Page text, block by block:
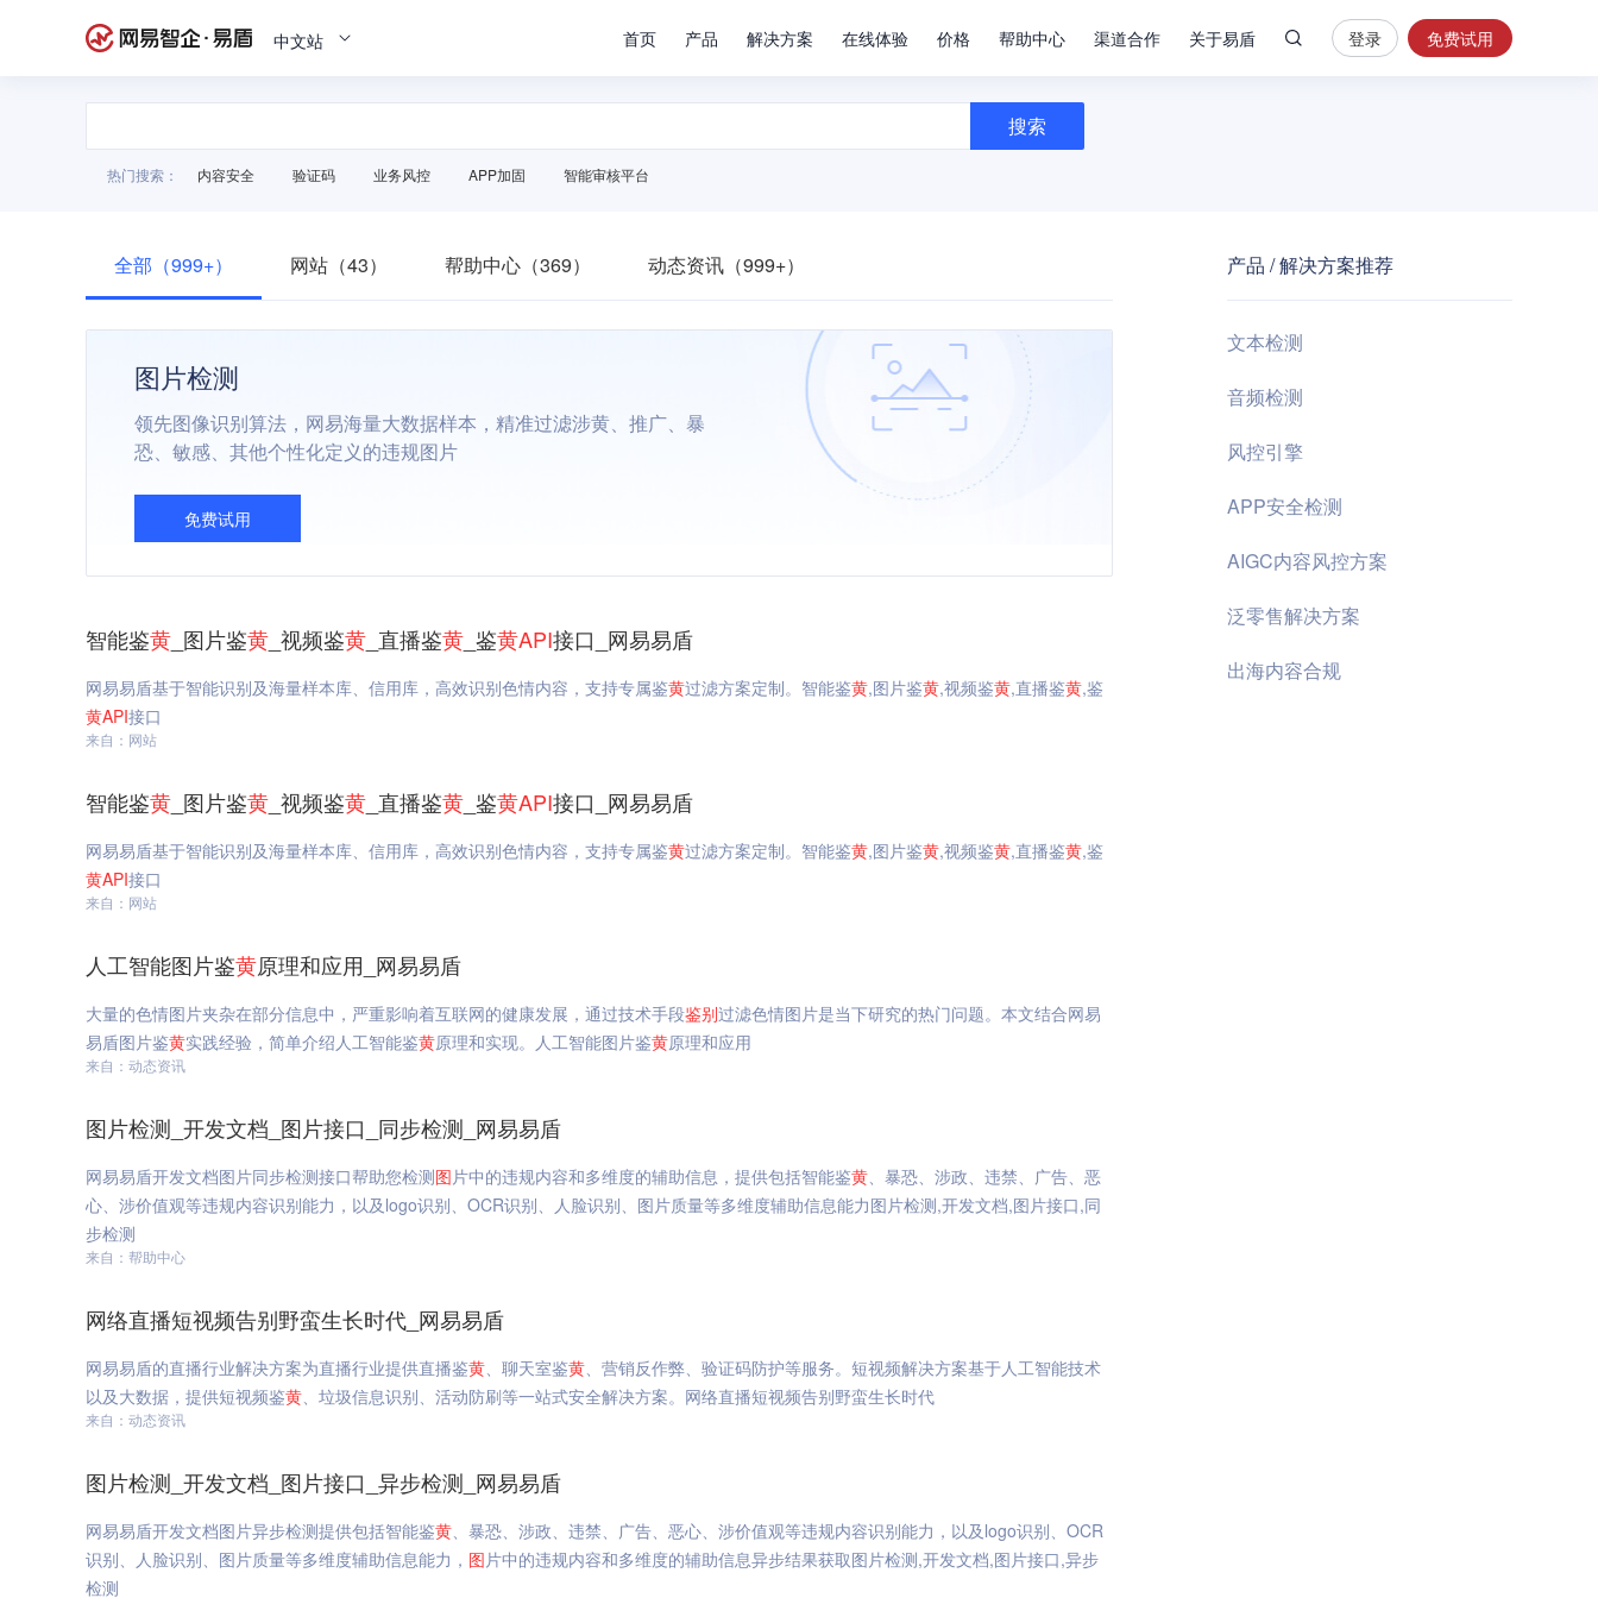
中文站 首页 产品 解决方案 在线体验 价格 帮助中心 渠道合作 关于易盾
安
全
控
登录 免费试用
搜索
热门搜索： 内容安全 验证码 业务风控 APP加固 智能审核平台
全部（999+） 网站（43） 帮助中心（369） 动态资讯（999+）
图片检测
领先图像识别算法，网易海量大数据样本，精准过滤涉黄、推广、暴
恐、敏感、其他个性化定义的违规图片
免费试用
智能鉴黄 _图片鉴黄 _视频鉴黄 _直播鉴黄 _鉴黄API接口_网易易盾
网易易盾基于智能识别及海量样本库、信用库，高效识别色情内容，支持专属鉴黄过滤方案定制。智能鉴黄,图片鉴黄,视频鉴黄,直播鉴黄,鉴
黄API接口
来自：网站
智能鉴黄 _图片鉴黄 _视频鉴黄 _直播鉴黄 _鉴黄API接口_网易易盾
网易易盾基于智能识别及海量样本库、信用库，高效识别色情内容，支持专属鉴黄过滤方案定制。智能鉴黄,图片鉴黄,视频鉴黄,直播鉴黄,鉴
黄API接口
来自：网站
人工智能图片鉴黄原理和应用_网易易盾
大量的色情图片夹杂在部分信息中，严重影响着互联网的健康发展，通过技术手段鉴别过滤色情图片是当下研究的热门问题。本文结合网易
易盾图片鉴黄实践经验，简单介绍人工智能鉴黄原理和实现。人工智能图片鉴黄原理和应用
来自：动态资讯
图片检测_开发文档_图片接口_同步检测_网易易盾
网易易盾开发文档图片同步检测接口帮助您检测图片中的违规内容和多维度的辅助信息，提供包括智能鉴黄、暴恐、涉政、违禁、广告、恶
心、涉价值观等违规内容识别能力，以及logo识别、OCR识别、人脸识别、图片质量等多维度辅助信息能力图片检测,开发文档,图片接口,同
步检测
来自：帮助中心
网络直播短视频告别野蛮生长时代_网易易盾
网易易盾的直播行业解决方案为直播行业提供直播鉴黄、聊天室鉴黄、营销反作弊、验证码防护等服务。短视频解决方案基于人工智能技术
以及大数据，提供短视频鉴黄、垃圾信息识别、活动防刷等一站式安全解决方案。网络直播短视频告别野蛮生长时代
来自：动态资讯
图片检测_开发文档_图片接口_异步检测_网易易盾
网易易盾开发文档图片异步检测提供包括智能鉴黄、暴恐、涉政、违禁、广告、恶心、涉价值观等违规内容识别能力，以及logo识别、OCR
识别、人脸识别、图片质量等多维度辅助信息能力， 图片中的违规内容和多维度的辅助信息异步结果获取图片检测,开发文档,图片接口,异步
检测
产品 / 解决方案推荐
文本检测
音频检测
风控引擎
APP安全检测
AIGC内容风控方案
泛零售解决方案
出海内容合规